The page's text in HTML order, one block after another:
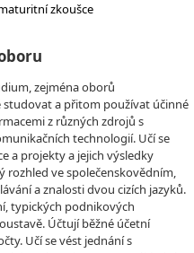
zkoušce
zejména oborů
studovat a přitom používat účinné
z různých zdrojů s
technologií. Učí se
a projekty a jejich výsledky
rozhled ve společenskovědním,
a znalosti dvou cizích jazyků.
typických podnikových
Účtují běžné účetní
Učí se vést jednání s